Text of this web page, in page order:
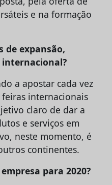
e na formação
de expansão,
a apostar cada vez
internacionais
claro de dar a
e serviços em
neste momento, é
continentes.
para 2020?